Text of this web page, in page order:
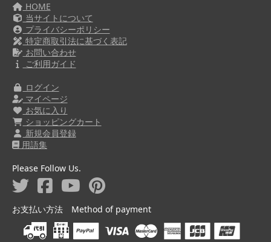
HOME
当サイトについて
プライバシーポリシー
特定商取引法に基づく表記
お問い合わせ
ご利用ガイド
ログイン
マイページ
お気に入り
ショッピングカート
新規会員登録
用語集
Please Follow Us.
お支払い方法 Method of payment